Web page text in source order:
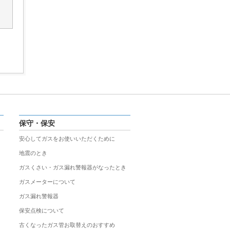
保守・保安
安心してガスをお使いいただくために
地震のとき
ガスくさい・ガス漏れ警報器がなったとき
ガスメーターについて
ガス漏れ警報器
保安点検について
古くなったガス管お取替えのおすすめ